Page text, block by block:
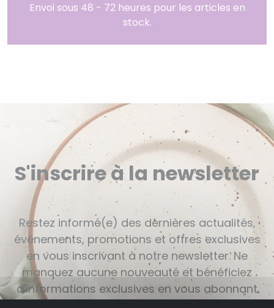
Envoi sous 48 - 72 heures pour les articles en
stock.
S'inscrire à la newsletter
Restez informé(e) des dernières actualités,
événements, promotions et offres exclusives
en vous inscrivant à notre newsletter. Ne
manquez aucune nouveauté et bénéficiez
d'informations exclusives en vous abonnant